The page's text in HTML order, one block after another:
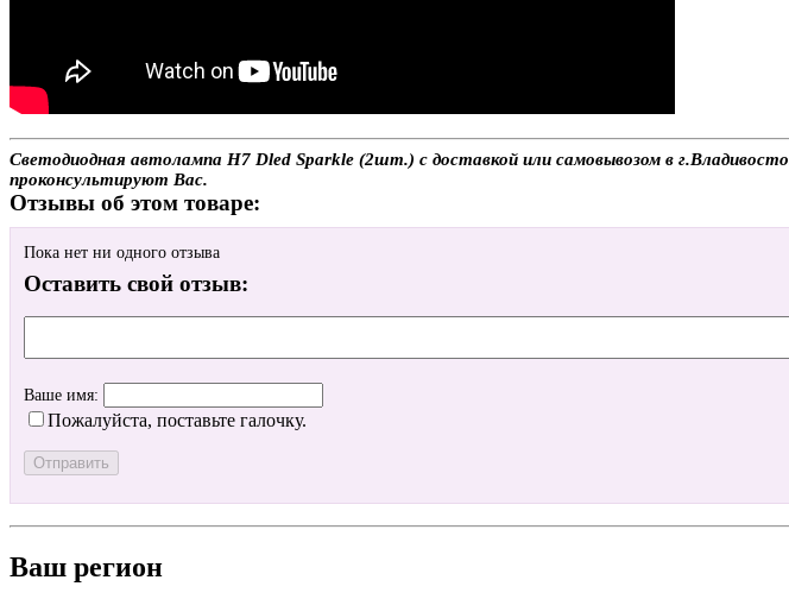
Светодиодная автолампа H7 Dled Sparkle (2шт.) с доставкой или самовывозом в
проконсультируют Вас.
Отзывы об этом товаре:
Пока нет ни одного отзыва
Оставить свой отзыв:
Ваше имя:
Пожалуйста, поставьте галочку.
Ваш регион